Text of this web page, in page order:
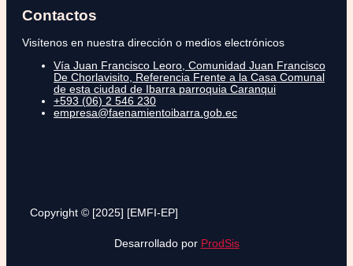
Contactos
Visítenos en nuestra dirección o medios electrónicos
Vía Juan Francisco Leoro, Comunidad Juan Francisco
De Chorlavisito, Referencia Frente a la Casa Comunal
de esta ciudad de Ibarra parroquia Caranqui
+593 (06) 2 546 230
empresa@faenamientoibarra.gob.ec
Copyright © [2025] [EMFI-EP]
Desarrollado por ProdSis